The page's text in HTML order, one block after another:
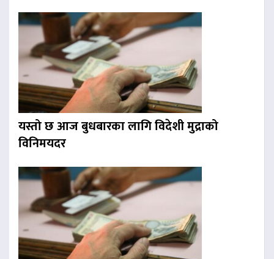
यस्तो छ आज बुधबारका लागि विदेशी मुद्राको
विनिमयदर